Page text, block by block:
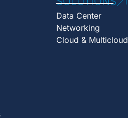
Data Center
Networking
Cloud & Multicloud